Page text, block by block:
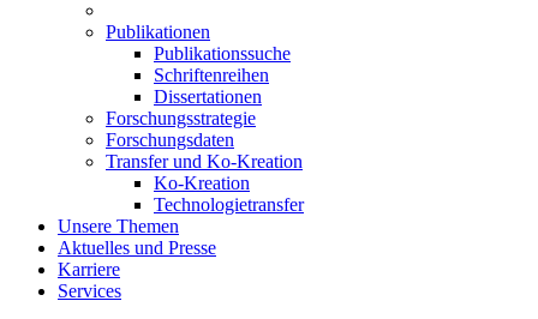
Publikationen
Publikationssuche
Schriftenreihen
Dissertationen
Forschungsstrategie
Forschungsdaten
Transfer und Ko-Kreation
Ko-Kreation
Technologietransfer
Unsere Themen
Aktuelles und Presse
Karriere
Services